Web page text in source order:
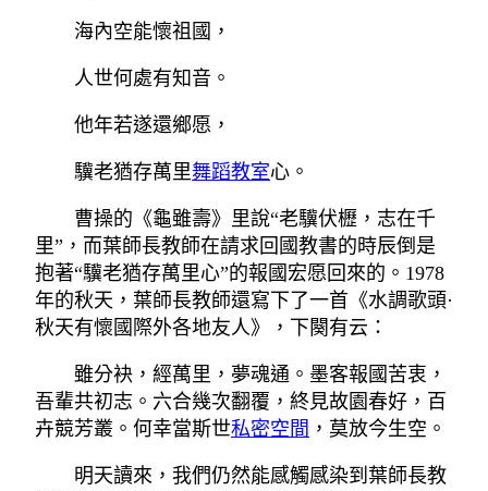
海內空能懷祖國，
人世何處有知音。
他年若遂還鄉愿，
驥老猶存萬里舞蹈教室心。
曹操的《龜雖壽》里說“老驥伏櫪，志在千
里”，而葉師長教師在請求回國教書的時辰倒是
抱著“驥老猶存萬里心”的報國宏愿回來的。1978
年的秋天，葉師長教師還寫下了一首《水調歌頭·
秋天有懷國際外各地友人》，下闋有云：
雖分袂，經萬里，夢魂通。墨客報國苦衷，
吾輩共初志。六合幾次翻覆，終見故園春好，百
卉競芳叢。何幸當斯世私密空間 ，莫放今生空。
明天讀來，我們仍然能感觸感染到葉師長教